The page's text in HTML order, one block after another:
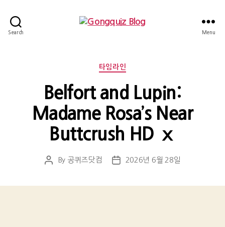
Search Menu
Categories
타임라인
Belfort and Lupin:
Madame Rosa’s Near
Buttcrush HD ⅹ
PostBy 공퀴즈닷컴
Post2026년 6월 28일